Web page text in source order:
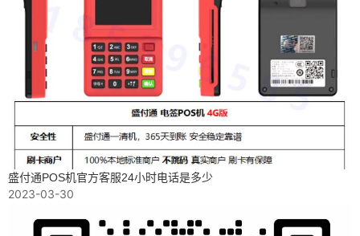
盛付通POS机官方客服24小时电话是多少
2023-03-30